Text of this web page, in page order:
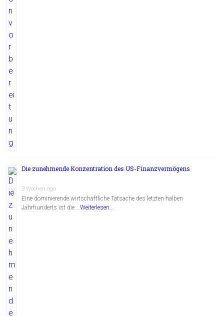
Die zunehmende Konzentration des US-Finanzvermögens
3 Wochen ago
Eine dominierende wirtschaftliche Tatsache des letzten halben
Jahrhunderts ist die …Weiterlesen...